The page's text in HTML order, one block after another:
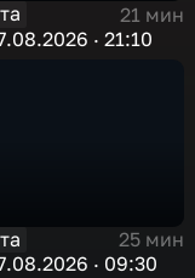
21 мин
· 21:10
25 мин
· 09:30